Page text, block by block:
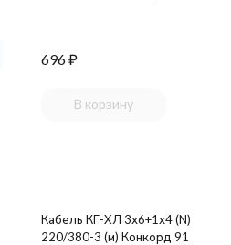
696₽
В корзину
Кабель КГ-ХЛ 3х6+1х4 (N)
220/380-3 (м) Конкорд 91